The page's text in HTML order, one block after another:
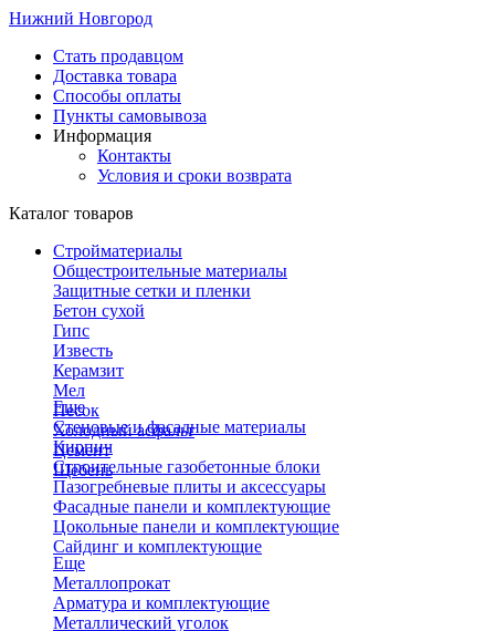
Нижний Новгород
Стать продавцом
Доставка товара
Способы оплаты
Пункты самовывоза
Информация
Контакты
Условия и сроки возврата
Каталог товаров
Стройматериалы
Общестроительные материалы
Защитные сетки и пленки
Бетон сухой
Гипс
Известь
Керамзит
Мел
Песок
Холодный асфальт
Цемент
Щебень
Еще
Стеновые и фасадные материалы
Кирпич
Строительные газобетонные блоки
Пазогребневые плиты и аксессуары
Фасадные панели и комплектующие
Цокольные панели и комплектующие
Сайдинг и комплектующие
Еще
Металлопрокат
Арматура и комплектующие
Металлический уголок